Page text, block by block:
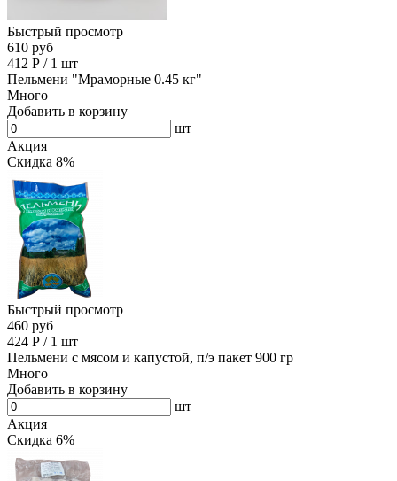
Быстрый просмотр
610 руб
412 Р / 1 шт
Пельмени "Мраморные 0.45 кг"
Много
Добавить в корзину
шт
Акция
Скидка 8%
Быстрый просмотр
460 руб
424 Р / 1 шт
Пельмени с мясом и капустой, п/э пакет 900 гр
Много
Добавить в корзину
шт
Акция
Скидка 6%